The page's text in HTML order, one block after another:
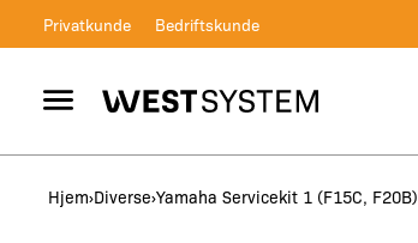
to
Privatkunde Bedriftskunde
Vertical Header
Hjem Diverse Yamaha Servicekit 1 (F15C, F20B)